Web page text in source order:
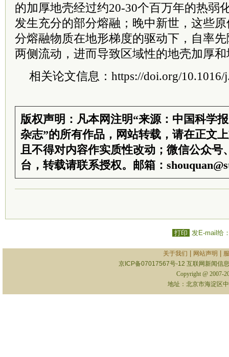
的加厚地壳经过约20-30个百万年的热弱
发生充分的部分熔融；晚中新世，这些
分熔融物质在地形梯度的驱动下，自率
两侧流动，进而导致区域性的地壳加厚
相关论文信息：https://doi.org/10.1016/
版权声明：凡本网注明“来源：中国科学
杂志”的所有作品，网站转载，请在正文
且不得对内容作实质性改动；微信公众号
台，转载请联系授权。邮箱：
打印 发E-mail给
关于我们 网站声明
京ICP备07017567号-12 互联网新闻信
Copyright @ 2007-
地址：北京市海淀区